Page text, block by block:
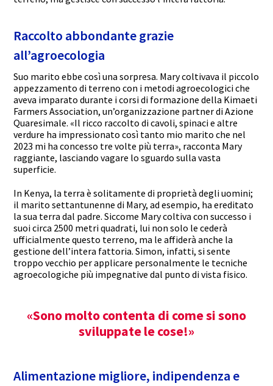
Raccolto abbondante grazie
all’agroecologia
Suo marito ebbe così una sorpresa. Mary coltivava il piccolo
appezzamento di terreno con i metodi agroecologici che
aveva imparato durante i corsi di formazione della Kimaeti
Farmers Association, un’organizzazione partner di Azione
Quaresimale. «Il ricco raccolto di cavoli, spinaci e altre
verdure ha impressionato così tanto mio marito che nel
2023 mi ha concesso tre volte più terra», racconta Mary
raggiante, lasciando vagare lo sguardo sulla vasta
superficie.
In Kenya, la terra è solitamente di proprietà degli uomini;
il marito settantunenne di Mary, ad esempio, ha ereditato
la sua terra dal padre. Siccome Mary coltiva con successo i
suoi circa 2500 metri quadrati, lui non solo le cederà
ufficialmente questo terreno, ma le affiderà anche la
gestione dell’intera fattoria. Simon, infatti, si sente
troppo vecchio per applicare personalmente le tecniche
agroecologiche più impegnative dal punto di vista fisico.
«Sono molto contenta di come si sono
sviluppate le cose!»
Alimentazione migliore, indipendenza e